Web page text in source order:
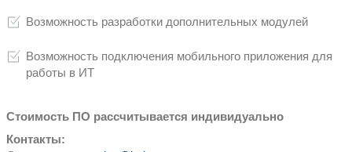
Поддержка работоспособности
Преимущества для